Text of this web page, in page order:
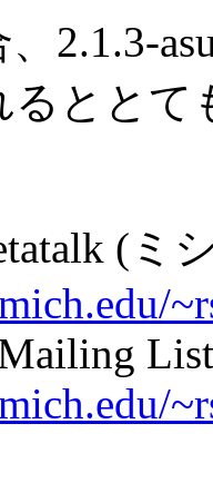
2.1.3-
るとと
(ミ
List